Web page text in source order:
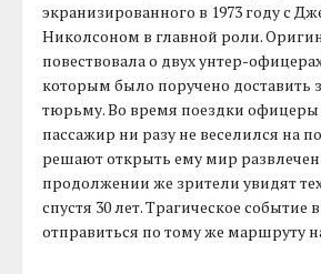
экранизированного в 1973 году с
Николсоном в главной роли.
повествовала о двух унтер-
которым было поручено доставить
тюрьму. Во время поездки офицеры
пассажир ни разу не веселился на
решают открыть ему мир
продолжении же зрители увидят
спустя 30 лет. Трагическое событие
отправиться по тому же маршруту